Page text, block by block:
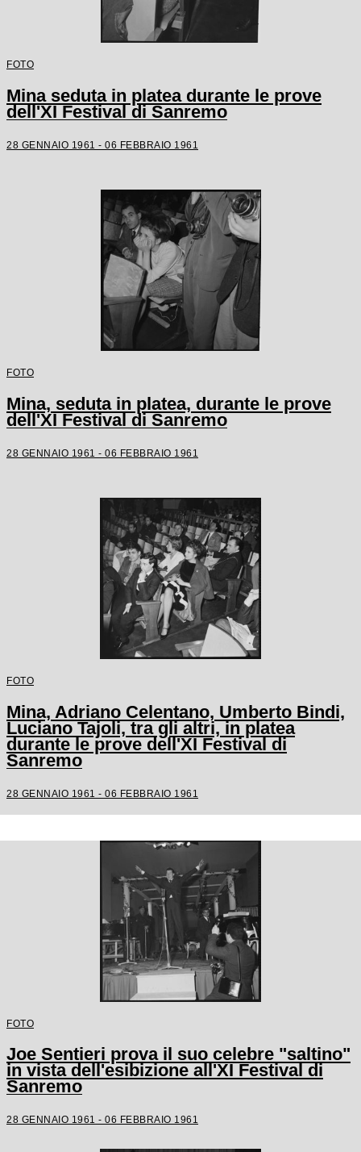
FOTO
Mina seduta in platea durante le prove
dell'XI Festival di Sanremo
28 GENNAIO 1961 - 06 FEBBRAIO 1961
FOTO
Mina, seduta in platea, durante le prove
dell'XI Festival di Sanremo
28 GENNAIO 1961 - 06 FEBBRAIO 1961
FOTO
Mina, Adriano Celentano, Umberto Bindi,
Luciano Tajoli, tra gli altri, in platea
durante le prove dell'XI Festival di
Sanremo
28 GENNAIO 1961 - 06 FEBBRAIO 1961
FOTO
Joe Sentieri prova il suo celebre "saltino"
in vista dell'esibizione all'XI Festival di
Sanremo
28 GENNAIO 1961 - 06 FEBBRAIO 1961